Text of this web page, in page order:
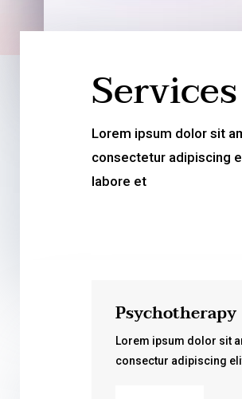
Services
Lorem ipsum dolor sit
consectetur adipiscing
labore et
Psychotherapy
Lorem ipsum dolor sit
consectur adipiscing